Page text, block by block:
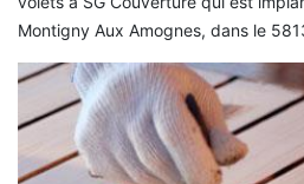
Montigny Aux Amognes, dans le